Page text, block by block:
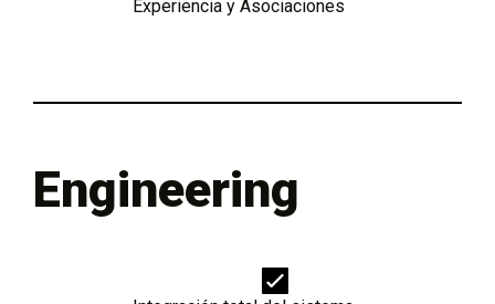
Experiencia y Asociaciones
Engineering